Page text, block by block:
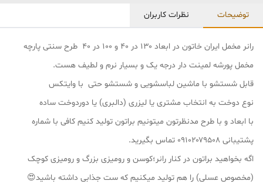
توضیحات نظرات کاربران
رانر مخمل ایران خاتون در ابعاد ۱۳۰ در ۴۰ و ۱۰۰ در ۴۰ طرح سنتی پارچه
مخمل پورشه لمینت دار درجه یک و بسیار نرم و لطیف هست.
قابل شستشو با ماشین لباسشویی و شستشو حتی با وایتکس
نوع دوخت به انتخاب مشتری یا لیزری (دالبری) یا دوردوخت ساده
با ابعاد و با طرح مدنظرتون میتونیم براتون تولید کنیم کافی با شماره
پشتیبانی ۰۹۱۰۲۰۷۹۵۰۸ تماس بگیرید.
اگه بخواهید براتون در کنار رانر؛کوسن و رومیزی بزرگ و رومیزی کوچک
(مخصوص عسلی) را هم تولید میکنیم که ست جذابی داشته باشید😍